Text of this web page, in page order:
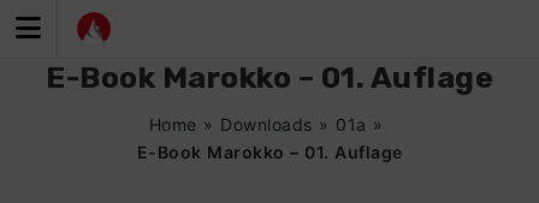
Inhalt
E-Book Marokko – 01. Auflage
Home » Downloads » 01a »
E-Book Marokko – 01. Auflage